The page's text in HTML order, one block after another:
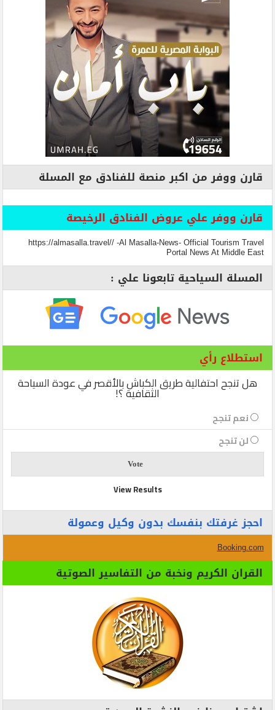
قارن ووفر من اكبر منصة للفنادق مع المسلة
قارن ووفر علي عروض الفنادق الرخيصة
https://almasalla.travel// -Al Masalla-News- Official Tourism Travel
Portal News At Middle East
المسلة السياحية تابعونا علي :
استطلاع رأي
هل تنجح احتفالية طريق الكباش بالأقصر في عودة السياحة
الثقافية ؟!
نعم تنجح
لن تنجح
View Results
احجز غرفتك بنفسك بدون وكيل وعمولة
Booking.com
القران الكريم ونخبة من التفاسير الصوتية